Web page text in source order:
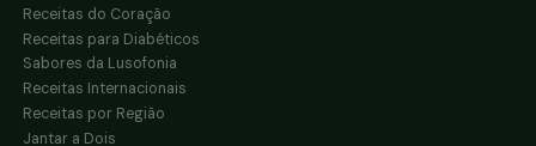
Receitas do Coração
Receitas para Diabéticos
Sabores da Lusofonia
Receitas Internacionais
Receitas por Região
Jantar a Dois